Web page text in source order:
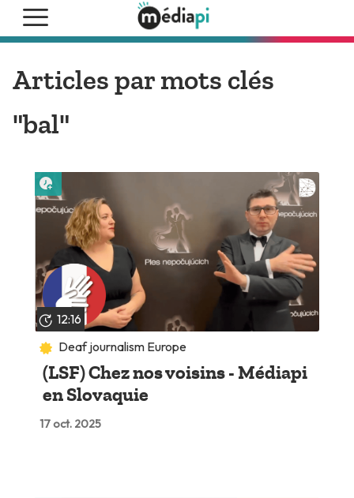
Articles par mots clés
"bal"
12:16
Deaf journalism Europe
(LSF) Chez nos voisins - Médiapi
en Slovaquie
17 oct. 2025